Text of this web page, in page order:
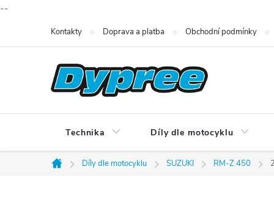
--
Kontakty Doprava a platba Obchodní podmínky
Technika Díly dle motocyklu
Domů
Díly dle motocyklu SUZUKI RM-Z 450